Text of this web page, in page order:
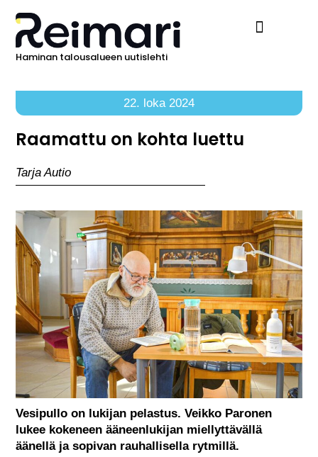
Haminan talousalueen uutislehti
22. loka 2024
Raamattu on kohta luettu
Tarja Autio
Vesipullo on lukijan pelastus. Veikko Paronen
lukee kokeneen ääneenlukijan miellyttävällä
äänellä ja sopivan rauhallisella rytmillä.